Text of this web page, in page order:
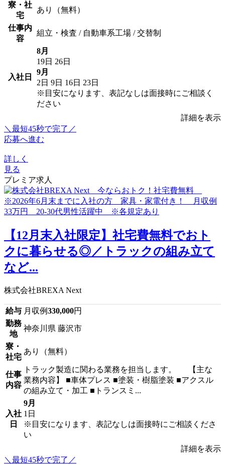
寮・社
宅
あり（無料）
仕事内
容
組立・検査 / 自動車系工場 / 交替制
入社日
8月
19日 26日
9月
2日 9日 16日 23日
※目安になります、表記なしは面接時にご相談く
ださい
詳細を表示
＼最短45秒で完了／
応募へ進む
詳しく
見る
プレミア求人
【12月末入社限定】社宅費無料でおト
クに暮らせる◎／トラックの組み立て
など...
株式会社BREXA Next
給与 月収例330,000円
勤務
地
神奈川県 藤沢市
寮・
社宅
あり（無料）
仕事
内容
トラック製造に関わる業務を担当します。 【主な
業務内容】 ■車体プレス ■塗装・樹脂塗装 ■アクスル
の組み立て・加工 ■トランスミ...
入社
日
9月
1日
※目安になります、表記なしは面接時にご相談くださ
い
詳細を表示
＼最短45秒で完了／